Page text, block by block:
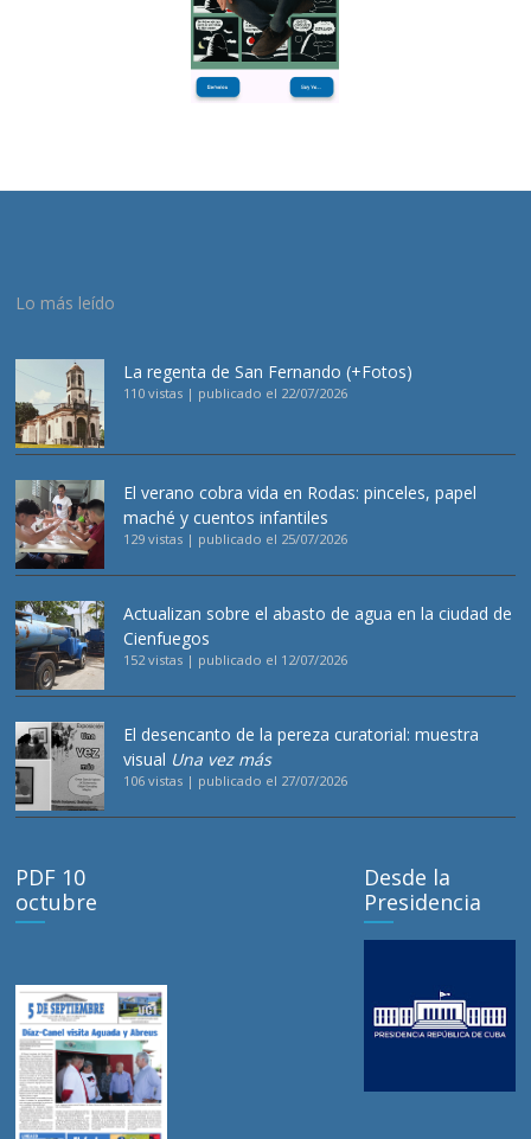
Lo más leído
La regenta de San Fernando (+Fotos)
110 vistas | publicado el 22/07/2026
El verano cobra vida en Rodas: pinceles, papel
maché y cuentos infantiles
129 vistas | publicado el 25/07/2026
Actualizan sobre el abasto de agua en la ciudad de
Cienfuegos
152 vistas | publicado el 12/07/2026
El desencanto de la pereza curatorial: muestra
visual Una vez más
106 vistas | publicado el 27/07/2026
PDF 10
octubre
Desde la
Presidencia